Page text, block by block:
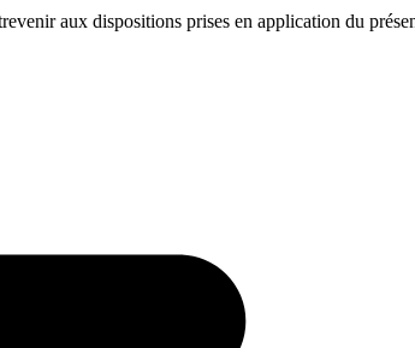
aux dispositions prises en application du